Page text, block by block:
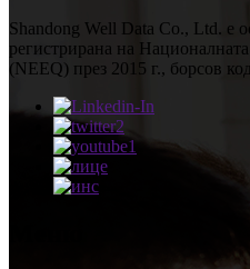
Shandong Well Data Co., Ltd. е
регистрирана на
(NEEQ) през 2015 г., борсов